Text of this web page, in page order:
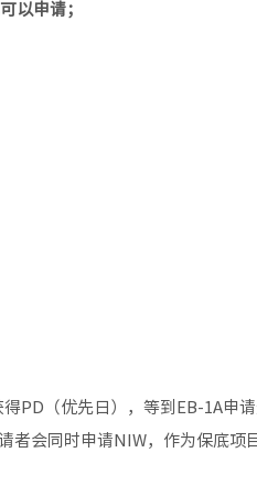
以申请；
PD（优先日），等到EB-1A申
者会同时申请NIW，作为保底项